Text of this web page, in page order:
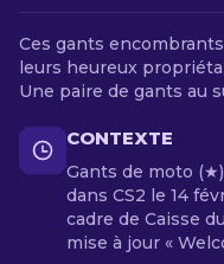
Ces gants
leurs heureux
Une paire de gants au
CONTEXTE
Gants de moto
dans CS2 le 14
cadre de Caisse
mise à jour «